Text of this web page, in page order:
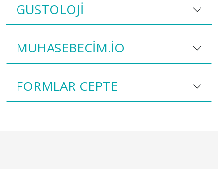
GUSTOLOJI
MUHASEBECIM.IO
FORMLAR CEPTE